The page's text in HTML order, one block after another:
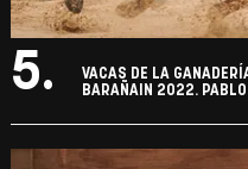
5.
VACAS DE LA
BARAÑAIN 2022.